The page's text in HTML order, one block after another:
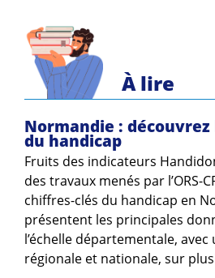
À lire
Normandie :
du handicap
Fruits des indicateurs
des travaux menés par l’ORS-
chiffres-clés du handicap en
présentent les principales
l’échelle départementale,
régionale et nationale, sur